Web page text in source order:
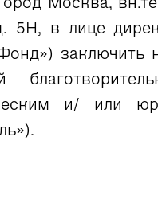
Москва,
5Н, в лице
заключить
и/ или